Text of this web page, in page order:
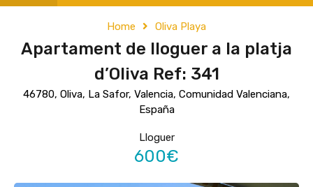
Home Oliva Playa
Apartament de lloguer a la platja
d’Oliva Ref: 341
46780, Oliva, La Safor, Valencia, Comunidad Valenciana,
España
Lloguer
600€